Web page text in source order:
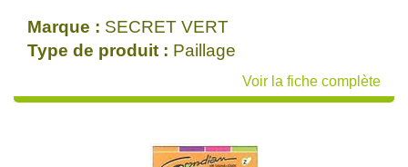
Marque : SECRET VERT
Type de produit : Paillage
Voir la fiche complète